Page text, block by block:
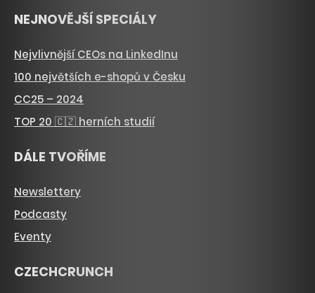
NEJNOVĚJŠÍ SPECIÁLY
Nejvlivnější CEOs na LinkedInu
100 největších e-shopů v Česku
CC25 – 2024
TOP 20 🇨🇿 herních studií
DÁLE TVOŘÍME
Newslettery
Podcasty
Eventy
CZECHCRUNCH